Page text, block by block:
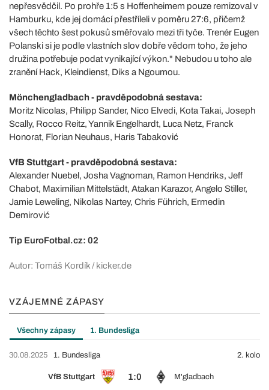
nepřesvědčil. Po prohře 1:5 s Hoffenheimem pouze remizoval v
Hamburku, kde jej domácí přestříleli v poměru 27:6, přičemž
všech těchto šest pokusů směřovalo mezi tři tyče. Trenér Eugen
Polanski si je podle vlastních slov dobře vědom toho, že jeho
družina potřebuje podat vynikající výkon." Nebudou u toho ale
zranění Hack, Kleindienst, Diks a Ngoumou.
Mönchengladbach - pravděpodobná sestava:
Moritz Nicolas, Philipp Sander, Nico Elvedi, Kota Takai, Joseph
Scally, Rocco Reitz, Yannik Engelhardt, Luca Netz, Franck
Honorat, Florian Neuhaus, Haris Tabaković
VfB Stuttgart - pravděpodobná sestava:
Alexander Nuebel, Josha Vagnoman, Ramon Hendriks, Jeff
Chabot, Maximilian Mittelstädt, Atakan Karazor, Angelo Stiller,
Jamie Leweling, Nikolas Nartey, Chris Führich, Ermedin
Demirović
Tip EuroFotbal.cz: 02
Autor: Tomáš Kordík / kicker.de
VZÁJEMNÉ ZÁPASY
Všechny zápasy 1. Bundesliga
30.08.2025
VfB Stuttgart 1:0 M'gladbach
1. Bundesliga 2. kolo